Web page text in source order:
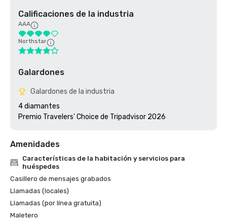
Calificaciones de la industria
AAA
Northstar
Galardones
Galardones de la industria
4 diamantes
Premio Travelers' Choice de Tripadvisor 2026
Amenidades
Características de la habitación y servicios para
huéspedes
Casillero de mensajes grabados
Llamadas (locales)
Llamadas (por línea gratuita)
Maletero